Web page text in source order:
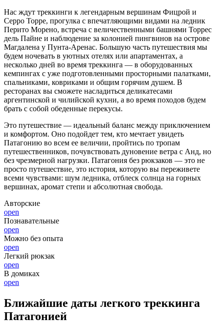
Нас ждут треккинги к легендарным вершинам Фицрой и
Серро Торре, прогулка с впечатляющими видами на ледник
Перито Морено, встреча с величественными башнями Торрес
дель Пайне и наблюдение за колонией пингвинов на острове
Магдалена у Пунта-Аренас. Большую часть путешествия мы
будем ночевать в уютных отелях или апартаментах, а
несколько дней во время треккинга — в оборудованных
кемпингах с уже подготовленными просторными палатками,
спальниками, ковриками и общим горячим душем. В
ресторанах вы сможете насладиться деликатесами
аргентинской и чилийской кухни, а во время походов будем
брать с собой обеденные перекусы.
Это путешествие — идеальный баланс между приключением
и комфортом. Оно подойдет тем, кто мечтает увидеть
Патагонию во всем ее величии, пройтись по тропам
путешественников, почувствовать дуновение ветра с Анд, но
без чрезмерной нагрузки. Патагония без рюкзаков — это не
просто путешествие, это история, которую вы переживете
всеми чувствами: шум ледника, отблеск солнца на горных
вершинах, аромат степи и абсолютная свобода.
Авторские
open
Познавательные
open
Можно без опыта
open
Легкий рюкзак
open
В домиках
open
Ближайшие даты легкого треккинга
Патагонией